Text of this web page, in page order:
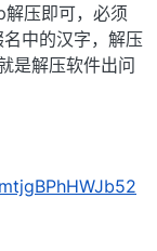
压即可，必须
中的汉字，解压
是解压软件出问